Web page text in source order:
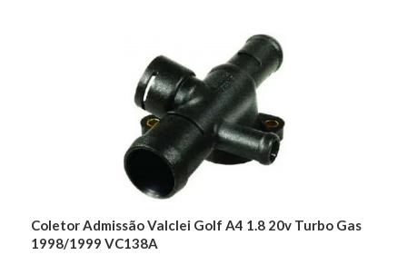
Coletor Admissão Valclei Golf A4 1.8 20v Turbo Gas
1998/1999 VC138A